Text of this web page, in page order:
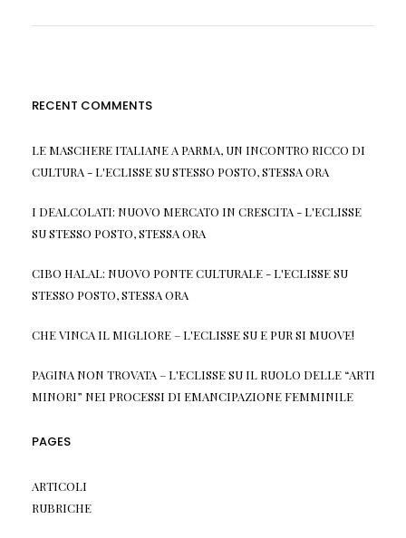
RECENT COMMENTS
LE MASCHERE ITALIANE A PARMA, UN INCONTRO RICCO DI
CULTURA - L'ECLISSESUSTESSO POSTO, STESSA ORA
I DEALCOLATI: NUOVO MERCATO IN CRESCITA - L'ECLISSE
SUSTESSO POSTO, STESSA ORA
CIBO HALAL: NUOVO PONTE CULTURALE - L'ECLISSESU
STESSO POSTO, STESSA ORA
CHE VINCA IL MIGLIORE – L'ECLISSESU E PUR SI MUOVE!
PAGINA NON TROVATA – L'ECLISSESU IL RUOLO DELLE “ARTI
MINORI” NEI PROCESSI DI EMANCIPAZIONE FEMMINILE
PAGES
ARTICOLI
RUBRICHE